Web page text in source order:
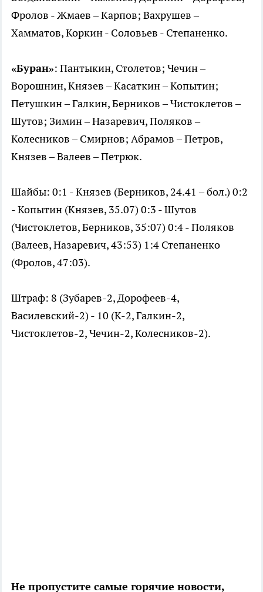
Фролов - Жмаев – Карпов; Вахрушев –
Хамматов, Коркин - Соловьев - Степаненко.
«Буран»: Пантыкин, Столетов; Чечин –
Ворошнин, Князев – Касаткин – Копытин;
Петушкин – Галкин, Берников – Чистоклетов –
Шутов; Зимин – Назаревич, Поляков –
Колесников – Смирнов; Абрамов – Петров,
Князев – Валеев – Петрюк.
Шайбы: 0:1 - Князев (Берников, 24.41 – бол.) 0:2
- Копытин (Князев, 35.07) 0:3 - Шутов
(Чистоклетов, Берников, 35:07) 0:4 - Поляков
(Валеев, Назаревич, 43:53) 1:4 Степаненко
(Фролов, 47:03).
Штраф: 8 (Зубарев-2, Дорофеев-4,
Василевский-2) - 10 (К-2, Галкин-2,
Чистоклетов-2, Чечин-2, Колесников-2).
Не пропустите самые горячие новости,